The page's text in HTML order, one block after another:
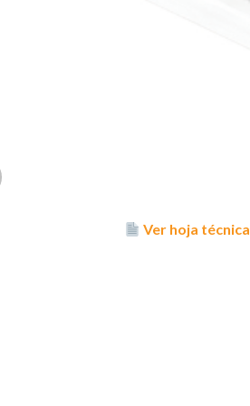
Ver hoja técnica